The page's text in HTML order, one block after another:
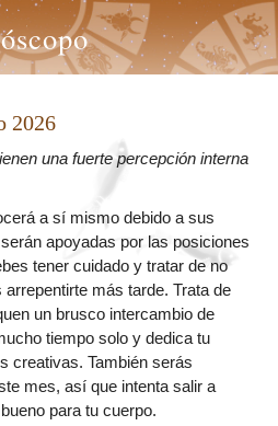
2026
una fuerte percepción interna
a sí mismo debido a sus
apoyadas por las posiciones
tener cuidado y tratar de no
más tarde. Trata de
un brusco intercambio de
tiempo solo y dedica tu
creativas. También serás
mes, así que intenta salir a
para tu cuerpo.